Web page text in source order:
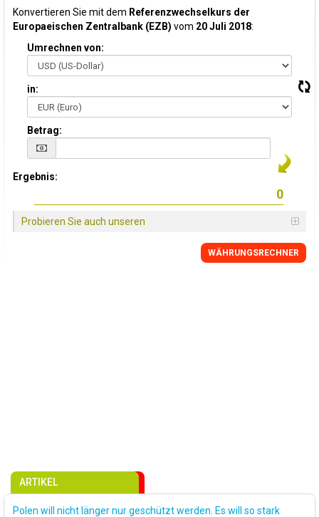
Konvertieren Sie mit dem Referenzwechselkurs der
Europaeischen Zentralbank (EZB) vom 20 Juli 2018:
Umrechnen von:
in:
Betrag:
Ergebnis:
Probieren Sie auch unseren
WÄHRUNGSRECHNER
ARTIKEL
Polen will nicht länger nur geschützt werden. Es will so stark